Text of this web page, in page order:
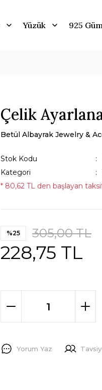
Yüzük 925
Çelik
Betül Albayrak Jewelry &
Stok Kodu
Kategori
* 80,62 TL den başlayan
%25 305,00 TL
228,75 TL
Yorum Yaz